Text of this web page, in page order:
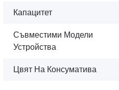
Капацитет
Съвместими Модели
Устройства
Цвят На Консуматива